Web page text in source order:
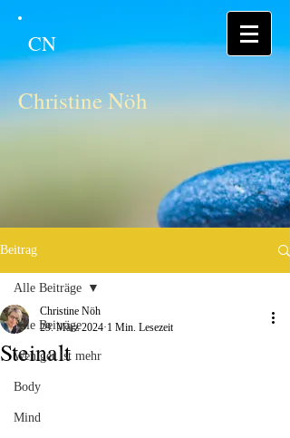
CN
Christine Nöh
Beitrag
Alle Beiträge
Weniger ist mehr
Body
Mind
Alle Beiträge
Steinalt
Christine Nöh
29. März 2024 1 Min. Lesezeit